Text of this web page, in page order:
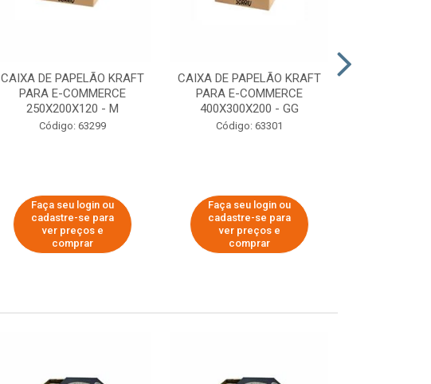
CAIXA DE PAPELÃO KRAFT
PARA E-COMMERCE
250X200X120 - M
Código: 63299
Faça seu login ou
cadastre-se para
ver preços e
comprar
CAIXA DE PAPELÃO KRAFT
PARA E-COMMERCE
400X300X200 - GG
Código: 63301
Faça seu login ou
cadastre-se para
ver preços e
comprar